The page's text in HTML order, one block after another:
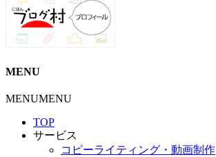
MENU
MENUMENU
TOP
サービス
コピーライティング・動画制作